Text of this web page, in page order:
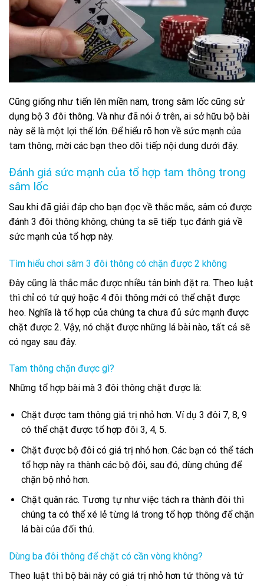
Cũng giống như tiến lên miền nam, trong sâm lốc cũng sử
dụng bộ 3 đôi thông. Và như đã nói ở trên, ai sở hữu bộ bài
này sẽ là một lợi thế lớn. Để hiểu rõ hơn về sức mạnh của
tam thông, mời các bạn theo dõi tiếp nội dung dưới đây.
Đánh giá sức mạnh của tổ hợp tam thông trong
sâm lốc
Sau khi đã giải đáp cho bạn đọc về thắc mắc, sâm có được
đánh 3 đôi thông không, chúng ta sẽ tiếp tục đánh giá về
sức mạnh của tổ hợp này.
Tìm hiểu chơi sâm 3 đôi thông có chặn được 2 không
Đây cũng là thắc mắc được nhiều tân binh đặt ra. Theo luật
thì chỉ có tứ quý hoặc 4 đôi thông mới có thể chặt được
heo. Nghĩa là tổ hợp của chúng ta chưa đủ sức mạnh được
chặt được 2. Vậy, nó chặt được những lá bài nào, tất cả sẽ
có ngay sau đây.
Tam thông chặn được gì?
Những tổ hợp bài mà 3 đôi thông chặt được là:
Chặt được tam thông giá trị nhỏ hơn. Ví dụ 3 đôi 7, 8, 9
có thể chặt được tổ hợp đôi 3, 4, 5.
Chặt được bộ đôi có giá trị nhỏ hơn. Các bạn có thể tách
tổ hợp này ra thành các bộ đôi, sau đó, dùng chúng để
chặn bộ nhỏ hơn.
Chặt quân rác. Tương tự như việc tách ra thành đôi thì
chúng ta có thể xé lẻ từng lá trong tổ hợp thông để chặn
lá bài của đối thủ.
Dùng ba đôi thông để chặt có cần vòng không?
Theo luật thì bộ bài này có giá trị nhỏ hơn tứ thông và tứ